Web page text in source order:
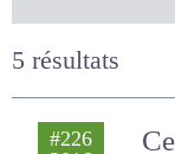
5 résultats